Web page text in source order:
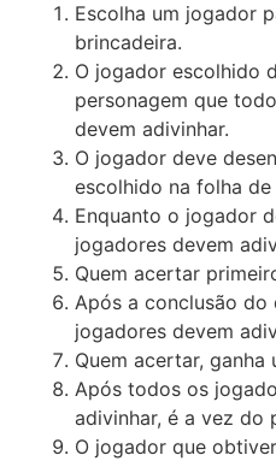
Escolha um jogador
brincadeira.
O jogador escolhido
personagem que
devem adivinhar.
O jogador deve
escolhido na folha
Enquanto o jogador
jogadores devem
Quem acertar
Após a conclusão do
jogadores devem
Quem acertar, ganha
Após todos os
adivinhar, é a vez do
O jogador que